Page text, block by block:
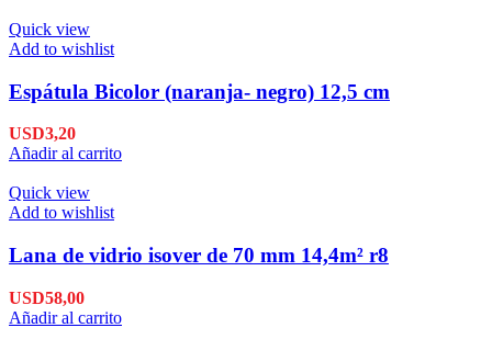
Quick view
Add to wishlist
Espátula Bicolor (naranja- negro) 12,5 cm
USD3,20
Añadir al carrito
Quick view
Add to wishlist
Lana de vidrio isover de 70 mm 14,4m² r8
USD58,00
Añadir al carrito